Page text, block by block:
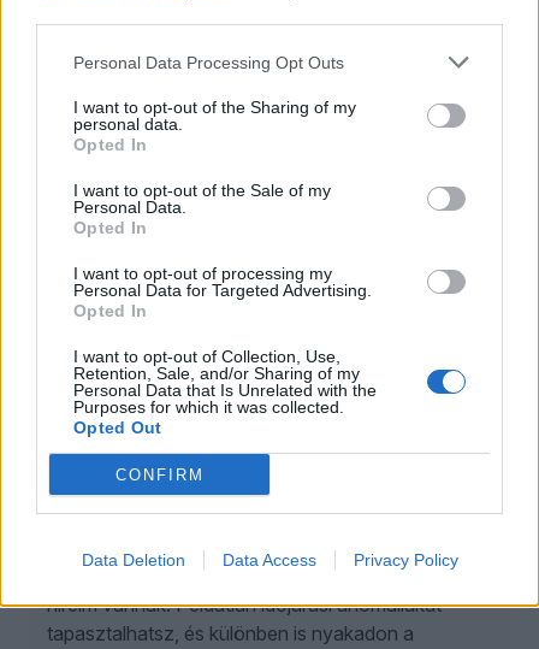
Personal Data Processing Opt Outs
I want to opt-out of the Sharing of my
personal data.
Opted In
I want to opt-out of the Sale of my
Personal Data.
Opted In
I want to opt-out of processing my
Personal Data for Targeted Advertising.
Opted In
I want to opt-out of Collection, Use,
Retention, Sale, and/or Sharing of my
Personal Data that Is Unrelated with the
Purposes for which it was collected.
Opted Out
CONFIRM
Data Deletion Data Access Privacy Policy
Schiffer András: szégyen, amit Magyar Péter
kormányzás címén művel
2026. augusztus 8.
Zűrzavar az MTVA-ban: Magyar Péter
áldozata lett Bodacz Balázs? | Gavra &
Kóczián
SZARKA KÁROLY
2026. augusztus 7.
Van egy rossz hírem. Sőt, igazából csak rossz
híreim vannak. Példátlan időjárási anomáliákat
tapasztalhatsz, és különben is nyakadon a